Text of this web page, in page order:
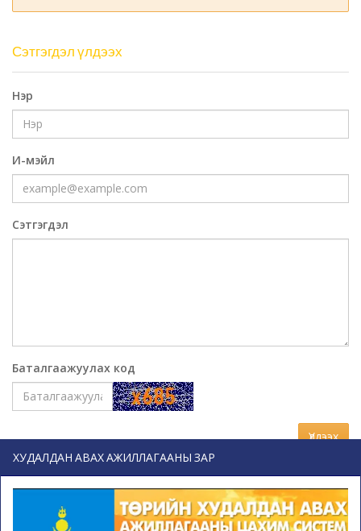
Сэтгэгдэл үлдээх
Нэр
И-мэйл
Сэтгэгдэл
Баталгаажуулах код
Үлдээх
ХУДАЛДАН АВАХ АЖИЛЛАГААНЫ ЗАР